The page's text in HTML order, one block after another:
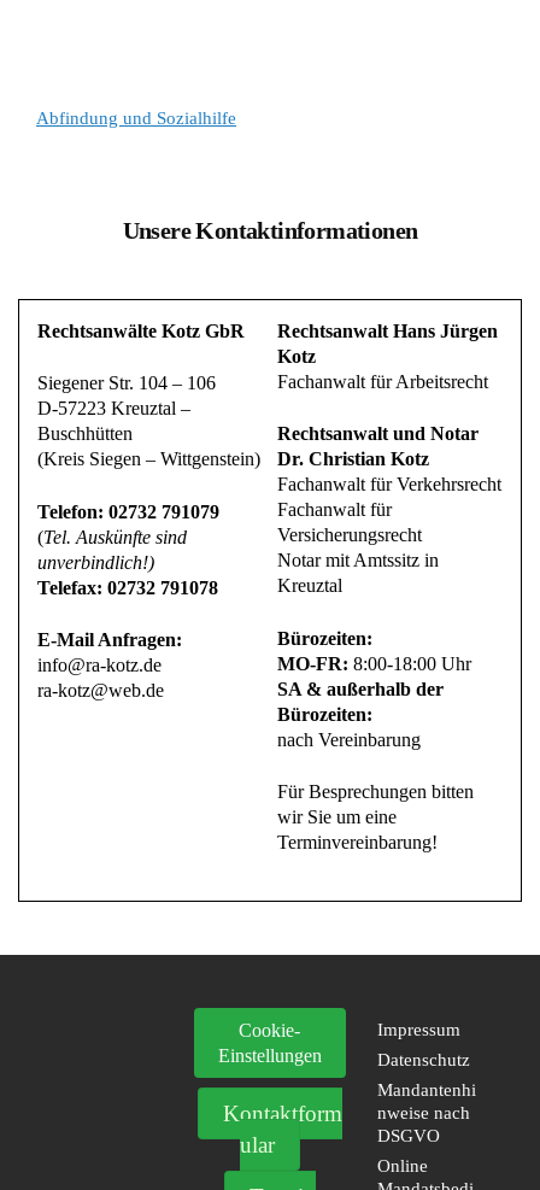
Abfindung und Sozialhilfe
Unsere Kontaktinformationen
Rechtsanwälte Kotz GbR
Siegener Str. 104 – 106
D-57223 Kreuztal –
Buschhütten
(Kreis Siegen – Wittgenstein)
Telefon: 02732 791079
(Tel. Auskünfte sind
unverbindlich!)
Telefax: 02732 791078
E-Mail Anfragen:
info@ra-kotz.de
ra-kotz@web.de
Rechtsanwalt Hans Jürgen
Kotz
Fachanwalt für Arbeitsrecht
Rechtsanwalt und Notar
Dr. Christian Kotz
Fachanwalt für Verkehrsrecht
Fachanwalt für
Versicherungsrecht
Notar mit Amtssitz in
Kreuztal
Bürozeiten:
MO-FR:8:00-18:00 Uhr
SA & außerhalb der
Bürozeiten:
nach Vereinbarung
Für Besprechungen bitten
wir Sie um eine
Terminvereinbarung!
Cookie-
Einstellungen
Kontaktform
ular
Impressum
Datenschutz
Mandantenhi
nweise nach
DSGVO
Online